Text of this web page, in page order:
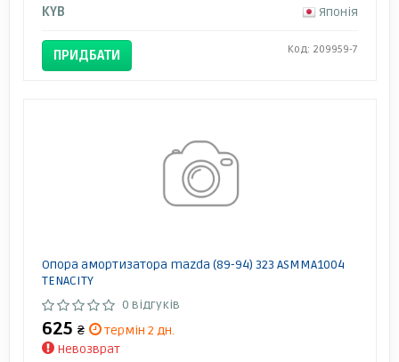
KYB
Японія
ПРИДБАТИ Код: 209959-7
Опора амортизатора mazda (89-94) 323 ASMMA1004
TENACITY
0 відгуків
625 ₴
термін 2 дн.
Невозврат